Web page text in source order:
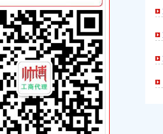
隧道项目引进盾构机设备招标报关代理公司
国际货物运输代理企业名单的通知-法规库-110网
DHL出口到尼泊尔空运到尼泊尔EMS可接液体末,
免中介费家代理“重庆瑞安天地”-房产新闻-重庆搜
办进出口公司
年重庆市名瑞服饰连锁有限公司新招聘信息_电话_
万公司执照转让代办3000万公司业务的费用-直辖
丽人贸易有限公司2017新招聘信息_电话_地址-58企
西源商标代理有限公司附近酒店【携程酒店】_第7
白板朝天门老板喊急-资讯中心-中国服装网
商场朝天门第十三交易区附近酒店【携程酒店】